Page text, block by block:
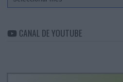
CANAL DE YOUTUBE